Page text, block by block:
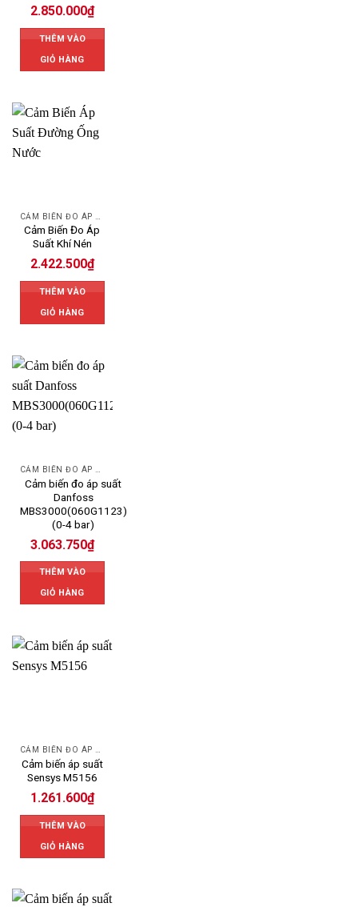
2.850.000₫
THÊM VÀO
GIỎ HÀNG
Cảm Biến Đo Áp
Suất Khí Nén
2.422.500₫
THÊM VÀO
GIỎ HÀNG
Cảm biến đo áp suất
Danfoss
MBS3000(060G1123)
(0-4 bar)
3.063.750₫
THÊM VÀO
GIỎ HÀNG
Cảm biến áp suất
Sensys M5156
1.261.600₫
THÊM VÀO
GIỎ HÀNG